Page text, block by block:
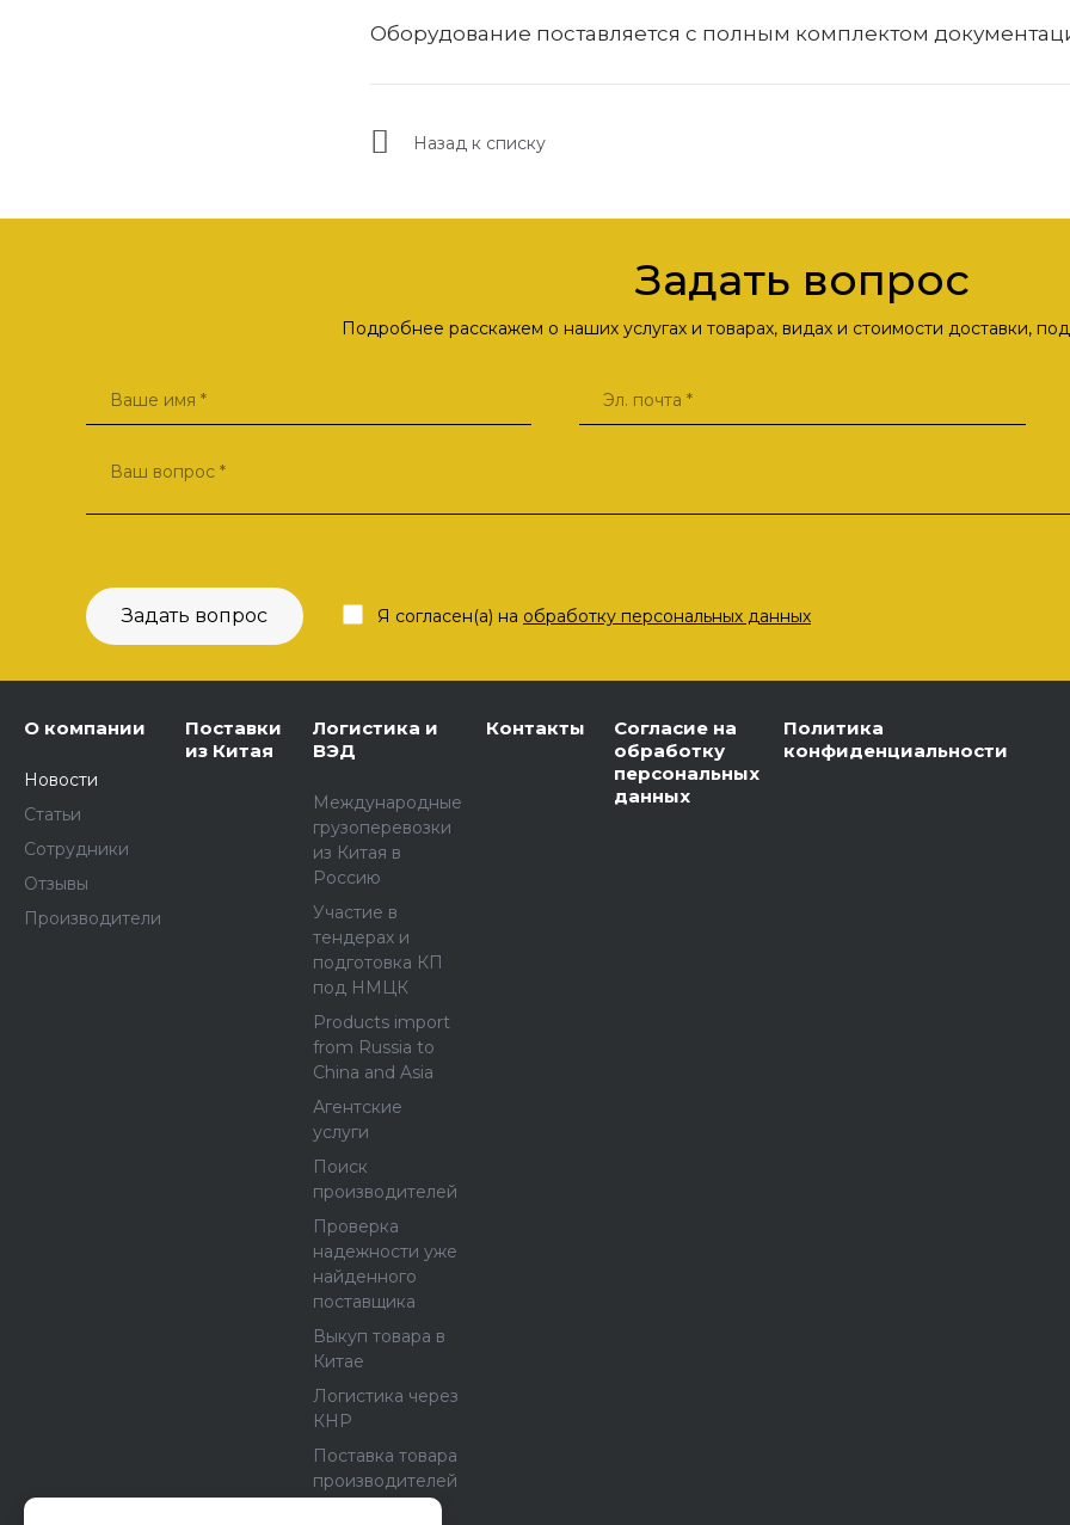
Оборудование поставляется с полным комплектом
Назад к списку
Задать вопрос
Подробнее расскажем о наших услугах и товарах, видах и стоимости доставки,
Задать вопрос Я согласен(а) на обработку персональных данных
О компании
Новости
Статьи
Сотрудники
Отзывы
Производители
Поставки
из Китая
Логистика и
ВЭД
Международные
грузоперевозки
из Китая в
Россию
Участие в
тендерах и
подготовка КП
под НМЦК
Products import
from Russia to
China and Asia
Агентские
услуги
Поиск
производителей
Проверка
надежности уже
найденного
поставщика
Выкуп товара в
Китае
Логистика через
КНР
Поставка товара
производителей
Контакты
Согласие на
обработку
персональных
данных
Политика
конфиденциальности